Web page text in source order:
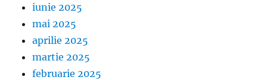
iunie 2025
mai 2025
aprilie 2025
martie 2025
februarie 2025